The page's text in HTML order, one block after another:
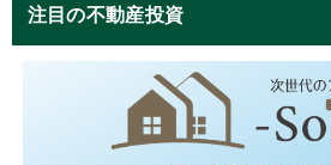
注目の不動産投資